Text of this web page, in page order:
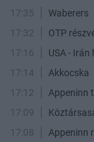
17:35
Waberers
17:32
OTP
17:16
USA - Irán
17:14
Akkocska
17:12
Appeninn
17:09
17:08
Appeninn